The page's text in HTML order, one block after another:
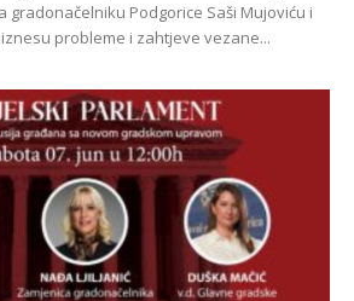
gradonačelniku Podgorice Saši Mujoviću i
probleme i zahtjeve vezane...